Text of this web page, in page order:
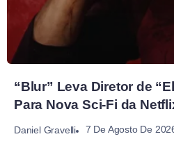
“Blur” Leva Diretor de
Para Nova Sci-Fi da
Daniel Gravelli 7 De Agosto De